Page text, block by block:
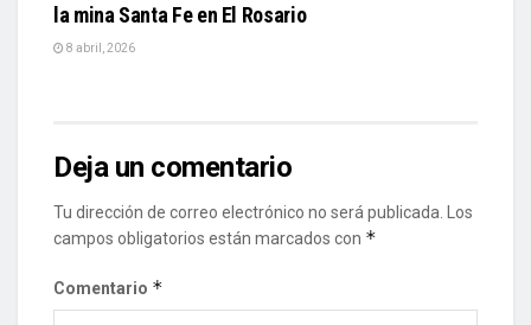
la mina Santa Fe en El Rosario
8 abril, 2026
Deja un comentario
Tu dirección de correo electrónico no será publicada.
Los
campos obligatorios están marcados con *
Comentario *